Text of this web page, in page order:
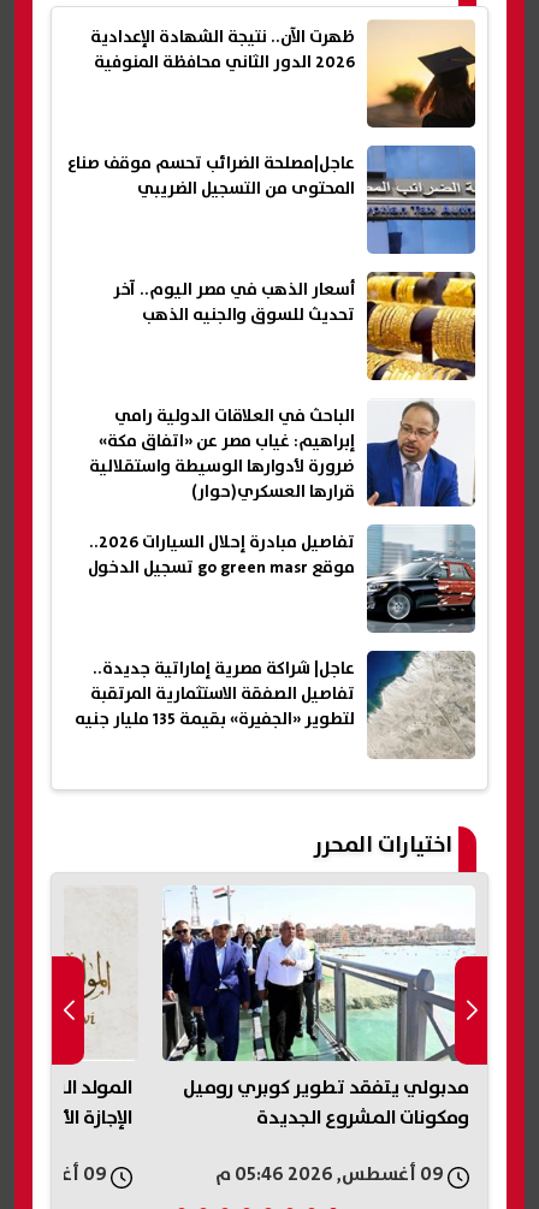
ظهرت الآن.. نتيجة الشهادة الإعدادية
2026 الدور الثاني محافظة المنوفية
عاجل|مصلحة الضرائب تحسم موقف صناع
المحتوى من التسجيل الضريبي
أسعار الذهب في مصر اليوم.. آخر
تحديث للسوق والجنيه الذهب
الباحث في العلاقات الدولية رامي
إبراهيم: غياب مصر عن «اتفاق مكة»
ضرورة لأدوارها الوسيطة واستقلالية
قرارها العسكري(حوار)
تفاصيل مبادرة إحلال السيارات 2026..
موقع go green masr تسجيل الدخول
عاجل| شراكة مصرية إماراتية جديدة..
تفاصيل الصفقة الاستثمارية المرتقبة
لتطوير «الجفيرة» بقيمة 135 مليار جنيه
اختيارات المحرر
مدبولي يتفقد تطوير كوبري روميل
ومكونات المشروع الجديدة
الإجازة